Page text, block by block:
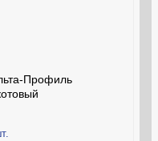
Профиль